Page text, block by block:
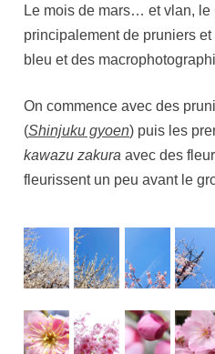
Le mois de mars… et vlan, le
principalement de pruniers
bleu et des
On commence avec des
(Shinjuku gyoen) puis les
kawazu zakura avec des
fleurissent un peu avant le